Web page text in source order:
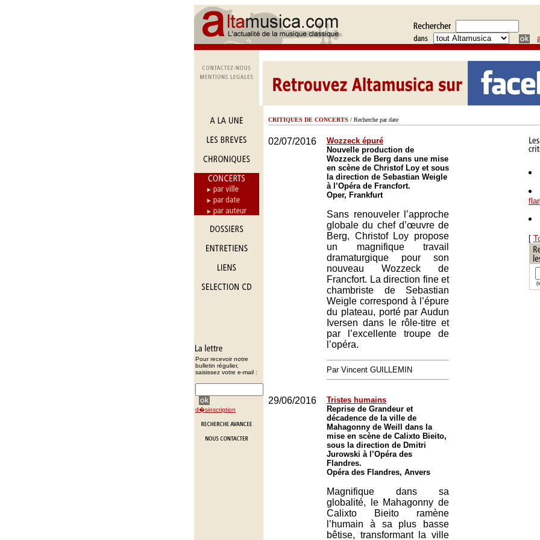
Pour recevoir notre
bulletin régulier,
saisissez votre e-mail :
d�sinscription
CRITIQUES DE CONCERTS / Recherche par date
02/07/2016
Wozzeck épuré
Nouvelle production de
Wozzeck de Berg dans une mise
en scène de Christof Loy et sous
la direction de Sebastian Weigle
à l’Opéra de Francfort.
Oper, Frankfurt
Sans renouveler l’approche
globale du chef d’œuvre de
Berg, Christof Loy propose
un magnifique travail
dramaturgique pour son
nouveau Wozzeck de
Francfort. La direction fine et
chambriste de Sebastian
Weigle correspond à l’épure
du plateau, porté par Audun
Iversen dans le rôle-titre et
par l’excellente troupe de
l’opéra.
Par Vincent GUILLEMIN
29/06/2016
Tristes humains
Reprise de Grandeur et
décadence de la ville de
Mahagonny de Weill dans la
mise en scène de Calixto Bieito,
sous la direction de Dmitri
Jurowski à l’Opéra des
Flandres.
Opéra des Flandres, Anvers
Magnifique dans sa
globalité, le Mahagonny de
Calixto Bieito ramène
l’humain à sa plus basse
bêtise, transformant la ville
[